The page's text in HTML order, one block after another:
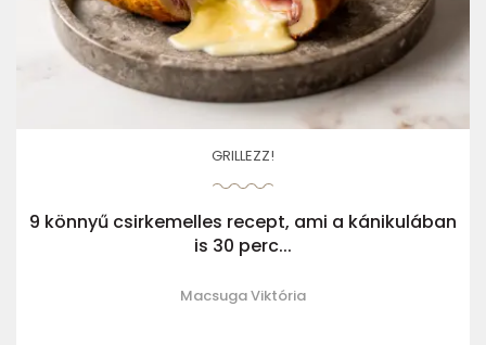
GRILLEZZ!
9 könnyű csirkemelles recept, ami a kánikulában
is 30 perc...
Macsuga Viktória